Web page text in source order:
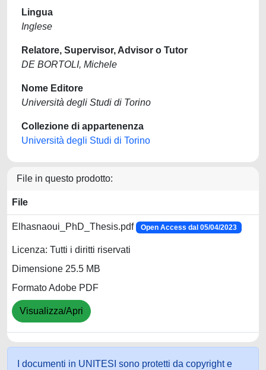
Lingua
Inglese
Relatore, Supervisor, Advisor o Tutor
DE BORTOLI, Michele
Nome Editore
Università degli Studi di Torino
Collezione di appartenenza
Università degli Studi di Torino
File in questo prodotto:
File
Elhasnaoui_PhD_Thesis.pdf Open Access dal 05/04/2023
Licenza: Tutti i diritti riservati
Dimensione 25.5 MB
Formato Adobe PDF
Visualizza/Apri
I documenti in UNITESI sono protetti da copyright e